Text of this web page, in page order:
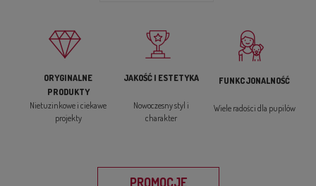
ORYGINALNE
PRODUKTY
Nietuzinkowe i ciekawe
projekty
JAKOŚĆ I ESTETYKA
Nowoczesny styl i
charakter
FUNKCJONALNOŚĆ
Wiele radości dla pupilów
PROMOCJE